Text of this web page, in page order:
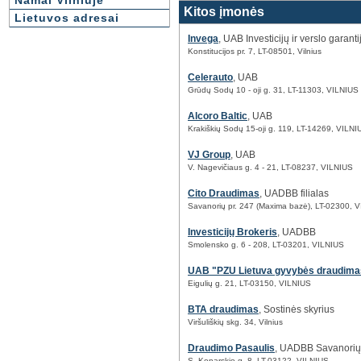
Lietuvos adresai
Kitos įmonės
Invega, UAB Investicijų ir verslo
Konstitucijos pr. 7, LT-08501, Vilnius
Celerauto, UAB
Grūdų Sodų 10 - oji g. 31, LT-11303, VILNIUS
Alcoro Baltic, UAB
Krakiškių Sodų 15-oji g. 119, LT-14269,
VJ Group, UAB
V. Nagevičiaus g. 4 - 21, LT-08237, VILNIUS
Cito Draudimas, UADBB filialas
Savanorių pr. 247 (Maxima bazė), LT-02300,
Investicijų Brokeris, UADBB
Smolensko g. 6 - 208, LT-03201, VILNIUS
UAB "PZU Lietuva gyvybės
Eigulių g. 21, LT-03150, VILNIUS
BTA draudimas, Sostinės skyrius
Viršuliškių skg. 34, Vilnius
Draudimo Pasaulis, UADBB